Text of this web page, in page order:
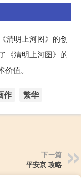
清明上河图》的创
《清明上河图》的
值。
作 繁华
下一篇
平安京 攻略